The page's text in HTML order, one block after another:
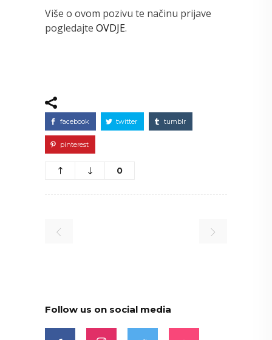
Više o ovom pozivu te načinu prijave
pogledajte OVDJE.
facebook twitter tumblr
pinterest
0
Follow us on social media